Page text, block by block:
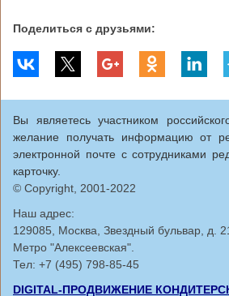
Поделиться с друзьями:
Вы являетесь участником
желание получать информацию от
электронной почте с сотрудниками
карточку.
© Copyright, 2001-2022
Наш адрес:
129085, Москва, Звездный бульвар, д.
Метро "Алексеевская".
Тел: +7 (495) 798-85-45
DIGITAL-ПРОДВИЖЕНИЕ